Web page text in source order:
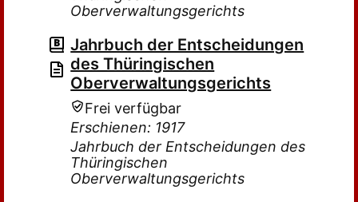
Oberverwaltungsgerichts
Jahrbuch der Entscheidungen
des Thüringischen
Oberverwaltungsgerichts
Frei verfügbar
Erschienen: 1917
Jahrbuch der Entscheidungen des
Thüringischen
Oberverwaltungsgerichts